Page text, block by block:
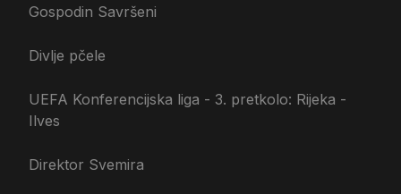
Gospodin Savršeni
Divlje pčele
UEFA Konferencijska liga - 3. pretkolo: Rijeka -
Ilves
Direktor Svemira